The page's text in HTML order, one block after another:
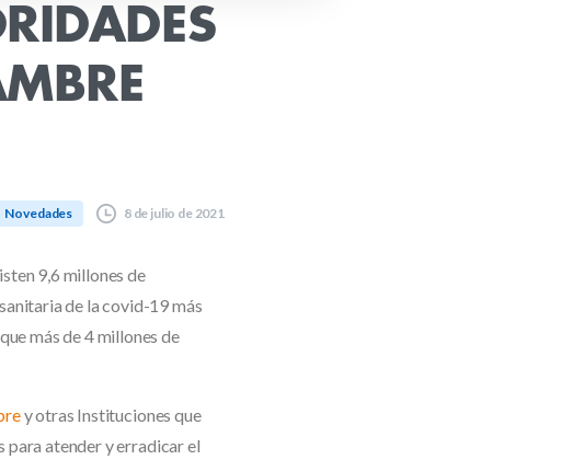
Novedades 8 de julio de 2021
9,6 millones de
de la covid-19 más
más de 4 millones de
y otras Instituciones que
para atender y erradicar el